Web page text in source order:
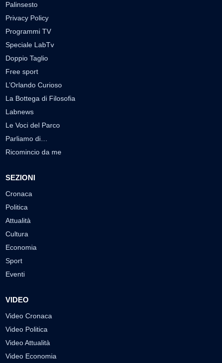
Palinsesto
Privacy Policy
Programmi TV
Speciale LabTv
Doppio Taglio
Free sport
L’Orlando Curioso
La Bottega di Filosofia
Labnews
Le Voci del Parco
Parliamo di…
Ricomincio da me
SEZIONI
Cronaca
Politica
Attualità
Cultura
Economia
Sport
Eventi
VIDEO
Video Cronaca
Video Politica
Video Attualità
Video Economia